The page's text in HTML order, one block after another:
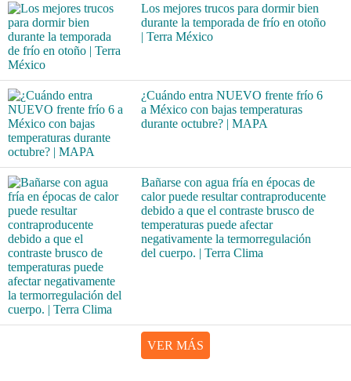
Los mejores trucos para dormir bien
durante la temporada de frío en otoño
| Terra México
¿Cuándo entra NUEVO frente frío 6
a México con bajas temperaturas
durante octubre? | MAPA
Bañarse con agua fría en épocas de
calor puede resultar contraproducente
debido a que el contraste brusco de
temperaturas puede afectar
negativamente la termorregulación
del cuerpo. | Terra Clima
VER MÁS